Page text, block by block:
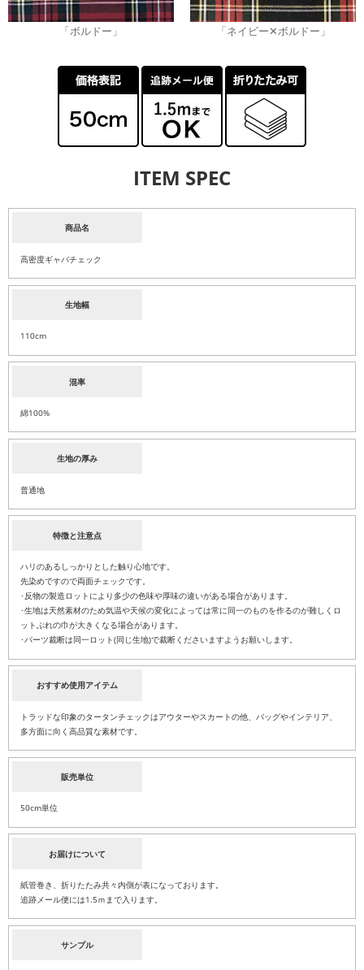
「ボルドー」 「ネイビー✕ボルドー」
ITEM SPEC
商品名
高密度ギャバチェック
生地幅
110cm
混率
綿100%
生地の厚み
普通地
特徴と注意点
ハリのあるしっかりとした触り心地です。
先染めですので両面チェックです。
･反物の製造ロットにより多少の色味や厚味の違いがある場合があります。
･生地は天然素材のため気温や天候の変化によっては常に同一のものを作るのが難しくロ
ットぶれの巾が大きくなる場合があります。
･パーツ裁断は同一ロット(同じ生地)で裁断くださいますようお願いします。
おすすめ使用アイテム
トラッドな印象のタータンチェックはアウターやスカートの他、バッグやインテリア、
多方面に向く高品質な素材です。
販売単位
50cm単位
お届けについて
紙管巻き、折りたたみ共々内側が表になっております。
追跡メール便には1.5ｍまで入ります。
サンプル